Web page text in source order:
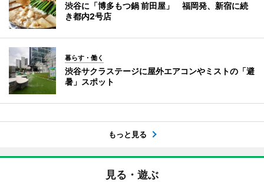
渋谷に「博多もつ鍋 前田屋」 福岡発、新宿に続
き都内2号店
暮らす・働く
渋谷サクラステージに屋外エアコンやミストの「避
暑」スポット
もっと見る
見る・遊ぶ